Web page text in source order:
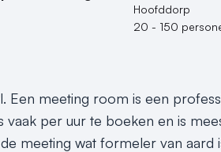
Hoofddorp
20 - 150
Een meeting room is een
per uur te boeken en is
meeting wat formeler van aard